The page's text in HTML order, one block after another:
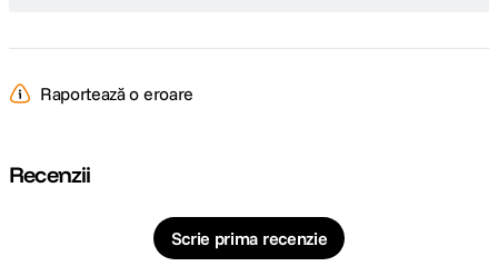
Raportează o eroare
Recenzii
Scrie prima recenzie